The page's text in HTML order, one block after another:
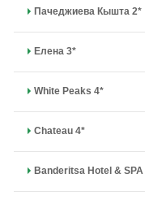
Пачеджиева Кышта 2*
Елена 3*
White Peaks 4*
Chateau 4*
Banderitsa Hotel &